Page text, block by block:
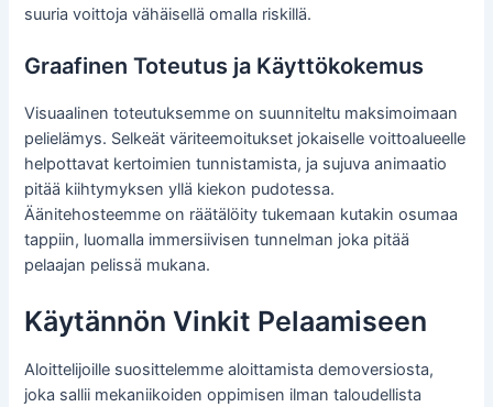
suuria voittoja vähäisellä omalla riskillä.
Graafinen Toteutus ja Käyttökokemus
Visuaalinen toteutuksemme on suunniteltu maksimoimaan
pelielämys. Selkeät väriteemoitukset jokaiselle voittoalueelle
helpottavat kertoimien tunnistamista, ja sujuva animaatio
pitää kiihtymyksen yllä kiekon pudotessa.
Äänitehosteemme on räätälöity tukemaan kutakin osumaa
tappiin, luomalla immersiivisen tunnelman joka pitää
pelaajan pelissä mukana.
Käytännön Vinkit Pelaamiseen
Aloittelijoille suosittelemme aloittamista demoversiosta,
joka sallii mekaniikoiden oppimisen ilman taloudellista